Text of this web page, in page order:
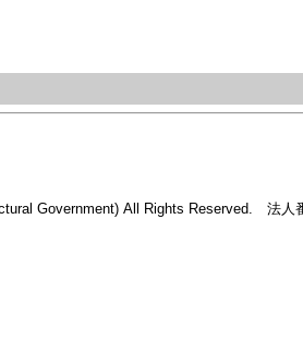
Government) All Rights Reserved. 法人